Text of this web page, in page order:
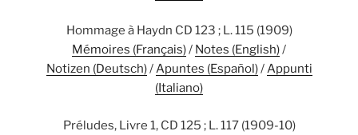
Hommage à Haydn CD 123 ; L. 115 (1909)
Mémoires (Français)/ Notes (English)/
Notizen (Deutsch)/Apuntes (Español)/Appunti
(Italiano)
Préludes, Livre 1, CD 125 ; L. 117 (1909-10)